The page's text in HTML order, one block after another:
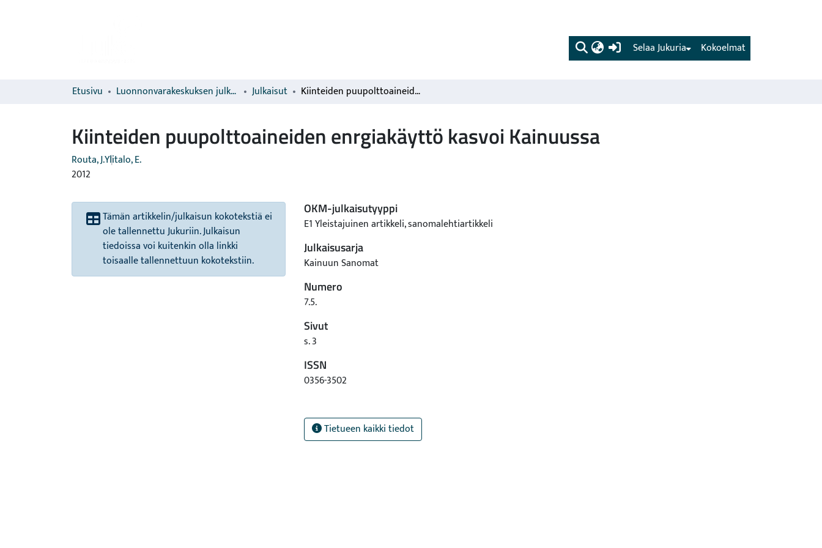
(current) Kokoelmat
Selaa Jukuria
Etusivu Luonnonvarakeskuksen julkaisut Julkaisut Kiinteiden puupolttoaineiden enrgiakäyttö kasvoi Kainuussa
Kiinteiden puupolttoaineiden enrgiakäyttö kasvoi Kainuussa
Routa, J.Ylitalo, E.
2012
Tämän artikkelin/julkaisun kokotekstiä ei
ole tallennettu Jukuriin. Julkaisun
tiedoissa voi kuitenkin olla linkki
toisaalle tallennettuun kokotekstiin.
OKM-julkaisutyyppi
E1 Yleistajuinen artikkeli, sanomalehtiartikkeli
Julkaisusarja
Kainuun Sanomat
Numero
7.5.
Sivut
s. 3
ISSN
0356-3502
Tietueen kaikki tiedot